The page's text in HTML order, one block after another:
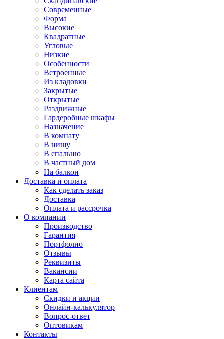
Современные
Форма
Высокие
Квадратные
Угловые
Низкие
Особенности
Встроенные
Из кладовки
Закрытые
Открытые
Раздвижные
Гардеробные шкафы
Назначение
В комнату
В нишу
В спальню
В частный дом
На балкон
Доставка и оплата
Как сделать заказ
Доставка
Оплата и рассрочка
О компании
Производство
Гарантия
Портфолио
Отзывы
Реквизиты
Вакансии
Карта сайта
Клиентам
Скидки и акции
Онлайн-калькулятор
Вопрос-ответ
Оптовикам
Контакты